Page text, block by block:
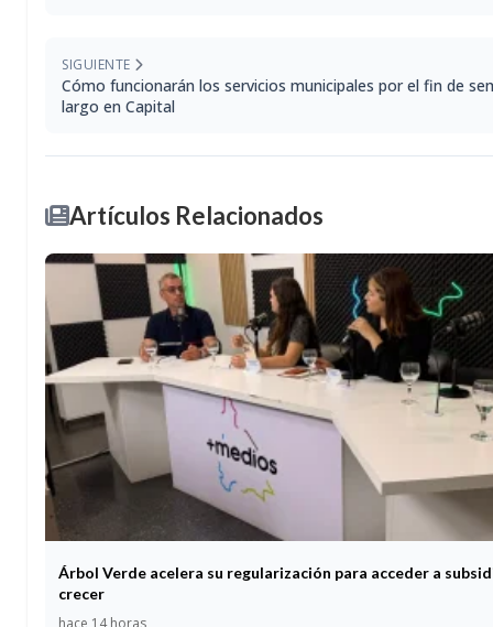
SIGUIENTE
Cómo funcionarán los servicios municipales por el fin de
largo en Capital
Artículos Relacionados
Árbol Verde acelera su regularización para acceder a
crecer
hace 14 horas